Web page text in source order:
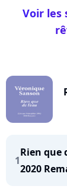
Voir les
1
Rien que
2020